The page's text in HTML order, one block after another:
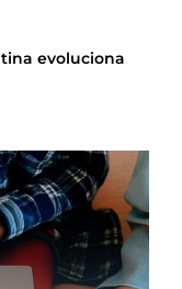
evoluciona